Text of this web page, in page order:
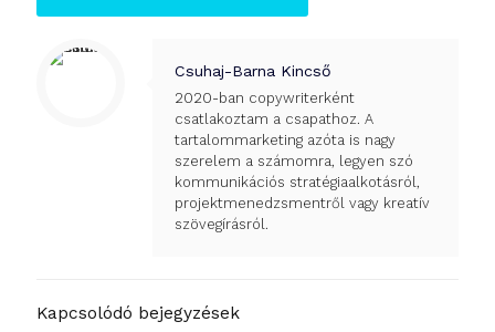
Csuhaj-Barna Kincső
2020-ban copywriterként
csatlakoztam a csapathoz. A
tartalommarketing azóta is nagy
szerelem a számomra, legyen szó
kommunikációs stratégiaalkotásról,
projektmenedzsmentről vagy kreatív
szövegírásról.
Kapcsolódó bejegyzések